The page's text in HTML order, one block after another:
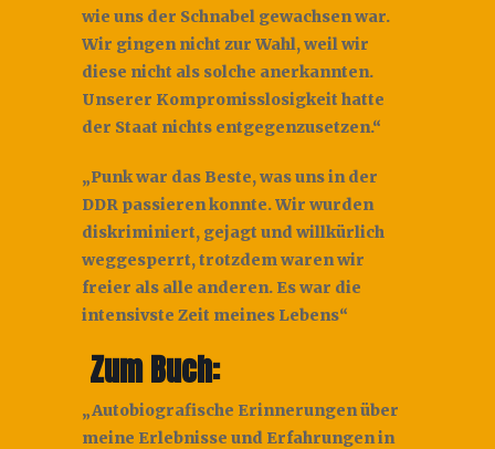
wie uns der Schnabel gewachsen war.
Wir gingen nicht zur Wahl, weil wir
diese nicht als solche anerkannten.
Unserer Kompromisslosigkeit hatte
der Staat nichts entgegenzusetzen.“
„Punk war das Beste, was uns in der
DDR passieren konnte. Wir wurden
diskriminiert, gejagt und willkürlich
weggesperrt, trotzdem waren wir
freier als alle anderen. Es war die
intensivste Zeit meines Lebens“
Zum Buch:
„Autobiografische Erinnerungen über
meine Erlebnisse und Erfahrungen in